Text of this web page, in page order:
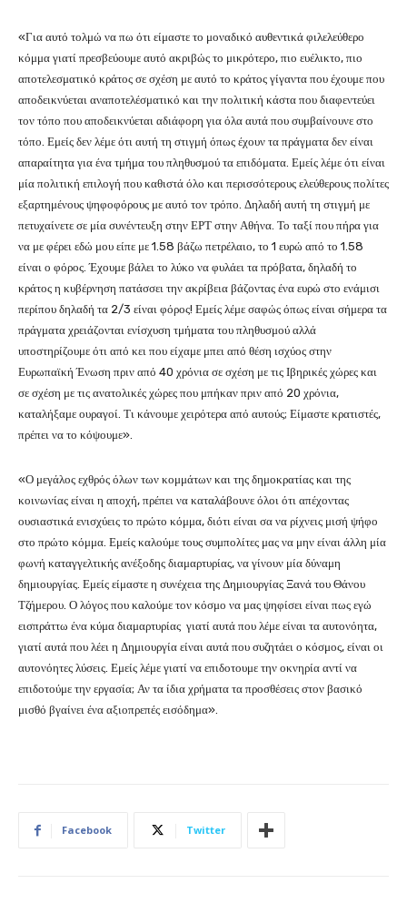
«Για αυτό τολμώ να πω ότι είμαστε το μοναδικό αυθεντικά φιλελεύθερο
κόμμα γιατί πρεσβεύουμε αυτό ακριβώς το μικρότερο, πιο ευέλικτο, πιο
αποτελεσματικό κράτος σε σχέση με αυτό το κράτος γίγαντα που έχουμε που
αποδεικνύεται αναποτελέσματικό και την πολιτική κάστα που διαφεντεύει
τον τόπο που αποδεικνύεται αδιάφορη για όλα αυτά που συμβαίνουνε στο
τόπο. Εμείς δεν λέμε ότι αυτή τη στιγμή όπως έχουν τα πράγματα δεν είναι
απαραίτητα για ένα τμήμα του πληθυσμού τα επιδόματα. Εμείς λέμε ότι είναι
μία πολιτική επιλογή που καθιστά όλο και περισσότερους ελεύθερους πολίτες
εξαρτημένους ψηφοφόρους με αυτό τον τρόπο. Δηλαδή αυτή τη στιγμή με
πετυχαίνετε σε μία συνέντευξη στην ΕΡΤ στην Αθήνα. Το ταξί που πήρα για
να με φέρει εδώ μου είπε με 1.58 βάζω πετρέλαιο, το 1 ευρώ από το 1.58
είναι ο φόρος. Έχουμε βάλει το λύκο να φυλάει τα πρόβατα, δηλαδή το
κράτος η κυβέρνηση πατάσσει την ακρίβεια βάζοντας ένα ευρώ στο ενάμισι
περίπου δηλαδή τα 2/3 είναι φόρος! Εμείς λέμε σαφώς όπως είναι σήμερα τα
πράγματα χρειάζονται ενίσχυση τμήματα του πληθυσμού αλλά
υποστηρίζουμε ότι από κει που είχαμε μπει από θέση ισχύος στην
Ευρωπαϊκή Ένωση πριν από 40 χρόνια σε σχέση με τις Ιβηρικές χώρες και
σε σχέση με τις ανατολικές χώρες που μπήκαν πριν από 20 χρόνια,
καταλήξαμε ουραγοί. Τι κάνουμε χειρότερα από αυτούς; Είμαστε κρατιστές,
πρέπει να το κόψουμε».
«Ο μεγάλος εχθρός όλων των κομμάτων και της δημοκρατίας και της
κοινωνίας είναι η αποχή, πρέπει να καταλάβουνε όλοι ότι απέχοντας
ουσιαστικά ενισχύεις το πρώτο κόμμα, διότι είναι σα να ρίχνεις μισή ψήφο
στο πρώτο κόμμα. Εμείς καλούμε τους συμπολίτες μας να μην είναι άλλη μία
φωνή καταγγελτικής ανέξοδης διαμαρτυρίας, να γίνουν μία δύναμη
δημιουργίας. Εμείς είμαστε η συνέχεια της Δημιουργίας Ξανά του Θάνου
Τζήμερου. Ο λόγος που καλούμε τον κόσμο να μας ψηφίσει είναι πως εγώ
εισπράττω ένα κύμα διαμαρτυρίας γιατί αυτά που λέμε είναι τα αυτονόητα,
γιατί αυτά που λέει η Δημιουργία είναι αυτά που συζητάει ο κόσμος, είναι οι
αυτονόητες λύσεις. Εμείς λέμε γιατί να επιδοτουμε την οκνηρία αντί να
επιδοτούμε την εργασία; Αν τα ίδια χρήματα τα προσθέσεις στον βασικό
μισθό βγαίνει ένα αξιοπρεπές εισόδημα».
Facebook Twitter